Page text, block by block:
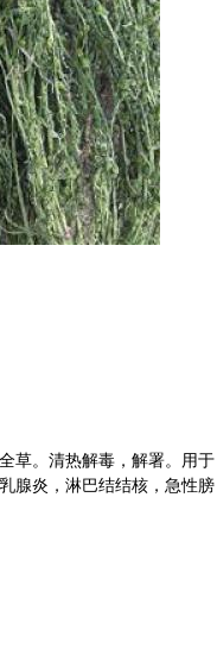
草。清热解毒，解署。用于
腺炎，淋巴结结核，急性膀